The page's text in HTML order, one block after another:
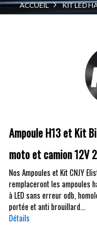
ACCUEIL KIT LED
Ampoule H13 et Kit
moto et camion 12V
Nos Ampoules et Kit CNJY
remplaceront les ampoules
à LED sans erreur odb,
portée et anti brouillard...
Détails